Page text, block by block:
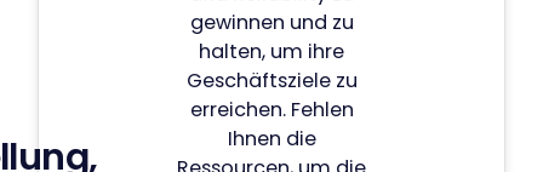
gewinnen und zu
halten, um ihre
Geschäftsziele zu
erreichen. Fehlen
Ihnen die